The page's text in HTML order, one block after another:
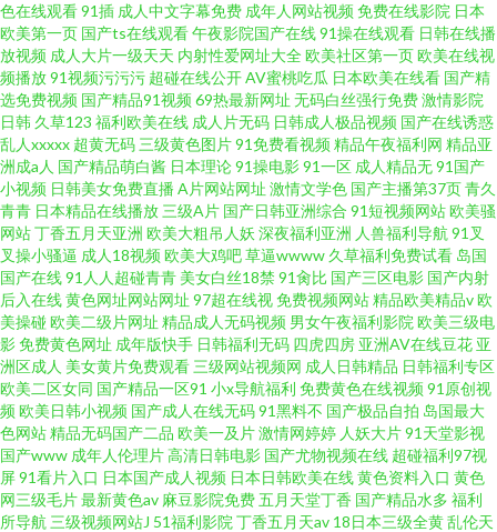
色在线观看91插 成人中文字幕免费 成年人网站视频免费在线影院 日本
欧美第一页 国产ts在线观看午夜影院国产在线91操在线观看 日韩在线播
放视频 成人大片一级天天 内射性爱网址大全欧美社区第一页欧美在线视
频播放91视频污污污 超碰在线公开AV蜜桃吃瓜 日本欧美在线看 国产精
选免费视频 国产精品91视频69热最新网址 无码白丝强行免费激情影院
日韩 久草123 福利欧美在线 成人片无码 日韩成人极品视频 国产在线诱惑
乱人xxxxx 超黄无码 三级黄色图片91免费看视频精品午夜福利网 精品亚
洲成a人 国产精品萌白酱 日本理论91操电影91一区 成人精品无91国产
小视频 日韩美女免费直播 A片网站网址 激情文学色 国产主播第37页青久
青青 日本精品在线播放 三级A片 国产日韩亚洲综合 91短视频网站欧美骚
网站丁香五月天亚洲 欧美大粗吊人妖 深夜福利亚洲 人兽福利导航 91叉
叉操小骚逼 成人18视频欧美大鸡吧草逼wwww 久草福利免费试看 岛国
国产在线91人人超碰青青 美女白丝18禁 91肏比 国产三区电影 国产内射
后入在线黄色网址网站网址 97超在线视免费视频网站精品欧美精品v欧
美操碰欧美二级片网址 精品成人无码视频 男女午夜福利影院 欧美三级电
影免费黄色网址 成年版快手 日韩福利无码 四虎四房 亚洲AV在线豆花 亚
洲区成人 美女黄片免费观看 三级网站视频网 成人日韩精品 日韩福利专区
欧美二区女同 国产精品一区91 小x导航福利 免费黄色在线视频91原创视
频欧美日韩小视频 国产成人在线无码91黑料不 国产极品自拍 岛国最大
色网站精品无码国产二品 欧美一及片激情网婷婷 人妖大片91天堂影视
国产www 成年人伦理片高清日韩电影 国产尤物视频在线 超碰福利97视
屏91看片入口 日本国产成人视频 日本日韩欧美在线黄色资料入口 黄色
网三级毛片最新黄色av 麻豆影院免费五月天堂丁香 国产精品水多 福利
所导航 三级视频网站J 51福利影院 丁香五月天av 18日本三级全黄乱伦天